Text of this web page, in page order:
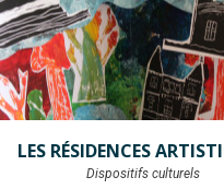
LES RÉSIDENCES
Dispositifs culturels